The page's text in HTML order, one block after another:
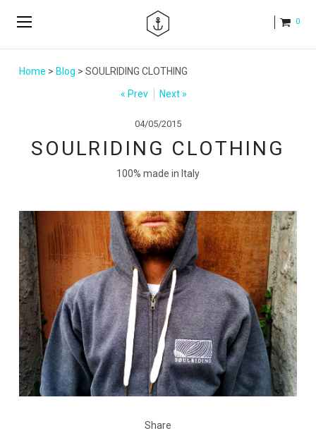
0
Home > Blog > SOULRIDING CLOTHING
« Prev
Next »
04/05/2015
SOULRIDING CLOTHING
100% made in Italy
Share